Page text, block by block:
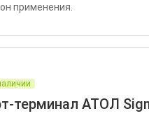
применения.
терминал АТОЛ